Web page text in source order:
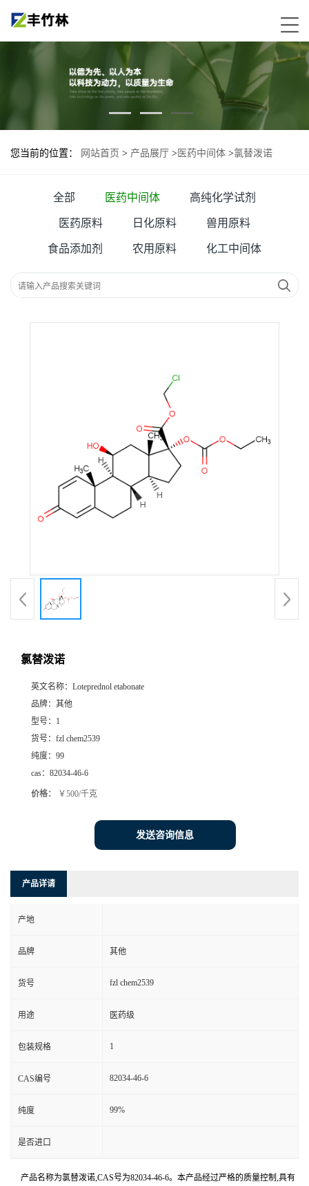
您当前的位置： 网站首页 > 产品展厅 > 医药中间体 >氯替泼诺
全部 医药中间体 高纯化学试剂
医药原料 日化原料 兽用原料
食品添加剂 农用原料 化工中间体
氯替泼诺
英文名称： Loteprednol etabonate
品牌： 其他
型号： 1
货号： fzl chem2539
纯度： 99
cas： 82034-46-6
价格： ￥500/千克
发送咨询信息
产品详请
产地
品牌 其他
货号 fzl chem2539
用途 医药级
包装规格 1
CAS编号 82034-46-6
纯度 99%
是否进口
产品名称为氯替泼诺,CAS号为82034-46-6。本产品经过严格的质量控制,具有